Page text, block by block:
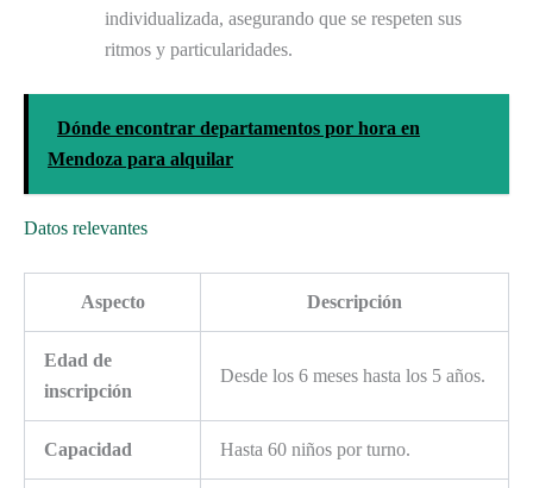
individualizada, asegurando que se respeten sus
ritmos y particularidades.
Dónde encontrar departamentos por hora en
Mendoza para alquilar
Datos relevantes
Aspecto Descripción
Edad de
inscripción
Desde los 6 meses hasta los 5 años.
Capacidad Hasta 60 niños por turno.